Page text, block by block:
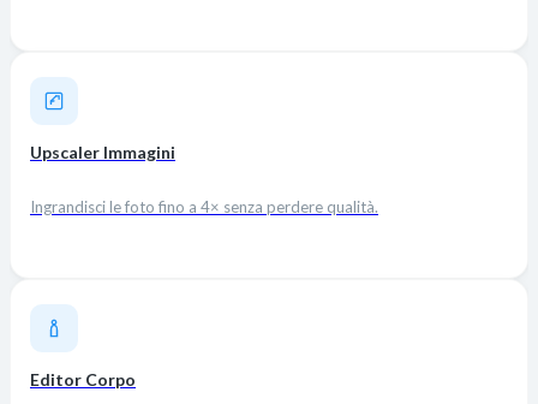
Upscaler Immagini
Ingrandisci le foto fino a 4× senza perdere qualità.
Editor Corpo